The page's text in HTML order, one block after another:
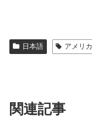
日本語 アメリカ
関連記事